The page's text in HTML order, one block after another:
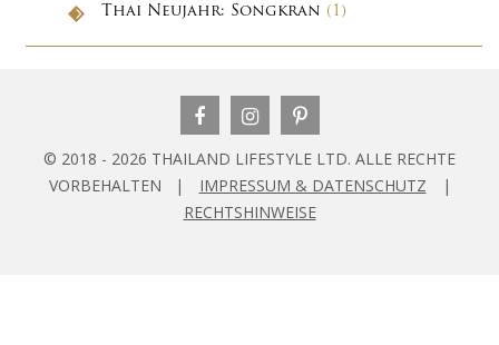
Thai Neujahr: Songkran (1)
© 2018 - 2026 THAILAND LIFESTYLE LTD. ALLE RECHTE
VORBEHALTEN |
IMPRESSUM & DATENSCHUTZ
|
RECHTSHINWEISE